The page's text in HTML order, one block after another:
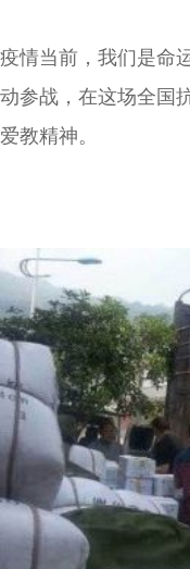
疫情当前，我们是命
动参战，在这场全国
爱教精神。